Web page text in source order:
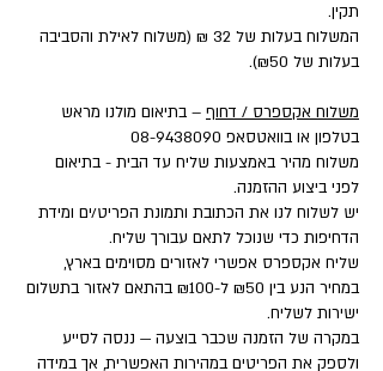
תקין.
המשלוח בעלות של 32 ₪ (משלוח לאילת והסביבה
בעלות של ₪50).
משלוח אקספרס / דחוף – בתיאום מולנו מראש
בטלפון או בוואטסאפ 08-9438090
משלוח מהיר באמצעות שליח עד הבית - בתיאום
לפני ביצוע ההזמנה.
יש לשלוח לנו את הכתובת ותמונת הפריט/ים ומידת
הדחיפות כדי שנוכל לתאם עבורך שליח.
שליח אקספרס אפשרי לאזורים מסוימים בארץ,
במחיר הנע בין ₪50 ל-₪100 בהתאם לאזור בתשלום
ישירות לשליח.
במקרה של הזמנה שכבר בוצעה — ננסה לסייע
ולספק את הפריטים במהירות האפשרית, אך במידה